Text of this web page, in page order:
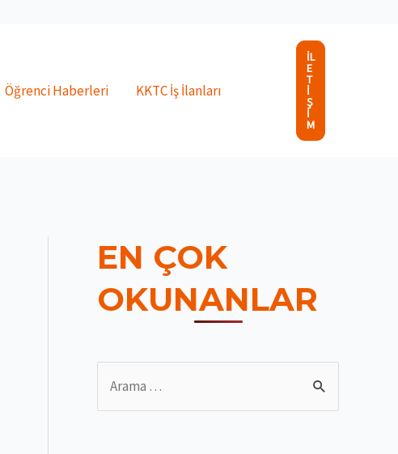
Öğrenci Haberleri KKTC İş İlanları
İL
E
T
I
Ş
I
M
EN ÇOK
OKUNANLAR